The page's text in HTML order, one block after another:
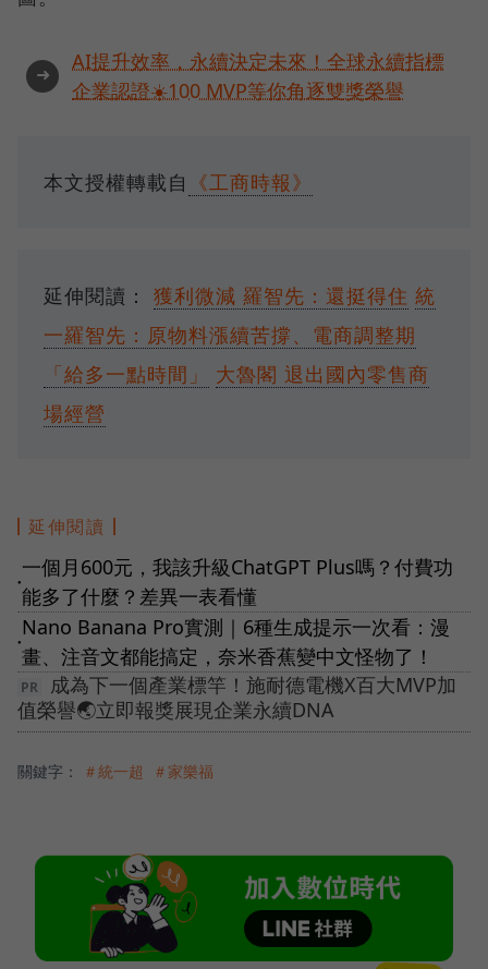
➜
AI提升效率，永續決定未來！全球永續指標
企業認證☀️100 MVP等你角逐雙獎榮譽
本文授權轉載自 《工商時報》
延伸閱讀： 獲利微減 羅智先：還挺得住 統
一羅智先：原物料漲續苦撐、電商調整期
「給多一點時間」
大魯閣 退出國內零售商
場經營
延伸閱讀
●
一個月600元，我該升級ChatGPT Plus嗎？付費功
能多了什麼？差異一表看懂
●
Nano Banana Pro實測｜6種生成提示一次看：漫
畫、注音文都能搞定，奈米香蕉變中文怪物了！
成為下一個產業標竿！施耐德電機X百大MVP加
值榮譽🌏立即報獎展現企業永續DNA
關鍵字： ＃統一超 ＃家樂福